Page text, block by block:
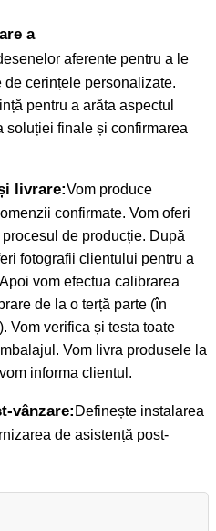
a
aferente pentru a le
cerințele personalizate.
pentru a arăta aspectul
soluției finale și confirmarea
livrare:Vom produce
confirmate. Vom oferi
de producție. După
fotografii clientului pentru a
vom efectua calibrarea
de la o terță parte (în
Vom verifica și testa toate
Vom livra produsele la
informa clientul.
vânzare: Definește instalarea
de asistență post-